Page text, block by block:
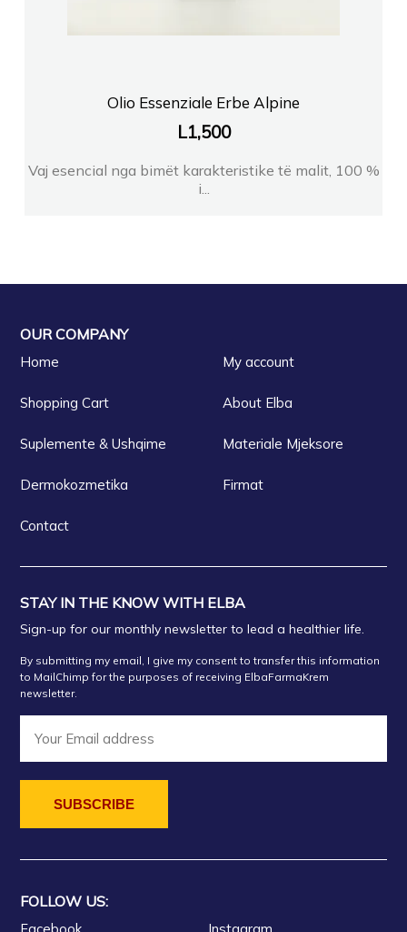
Olio Essenziale Erbe Alpine
L1,500
Vaj esencial nga bimët karakteristike të malit, 100 %
i...
OUR COMPANY
Home My account
Shopping Cart About Elba
Suplemente & Ushqime Materiale Mjeksore
Dermokozmetika Firmat
Contact
STAY IN THE KNOW WITH ELBA
Sign-up for our monthly newsletter to lead a healthier life.
By submitting my email, I give my consent to transfer this information
to MailChimp for the purposes of receiving ElbaFarmaKrem
newsletter.
FOLLOW US: